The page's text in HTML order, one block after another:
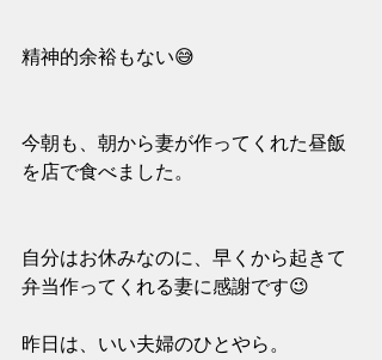
精神的余裕もない😅
今朝も、朝から妻が作ってくれた昼飯
を店で食べました。
自分はお休みなのに、早くから起きて
弁当作ってくれる妻に感謝です😉
昨日は、いい夫婦のひとやら。